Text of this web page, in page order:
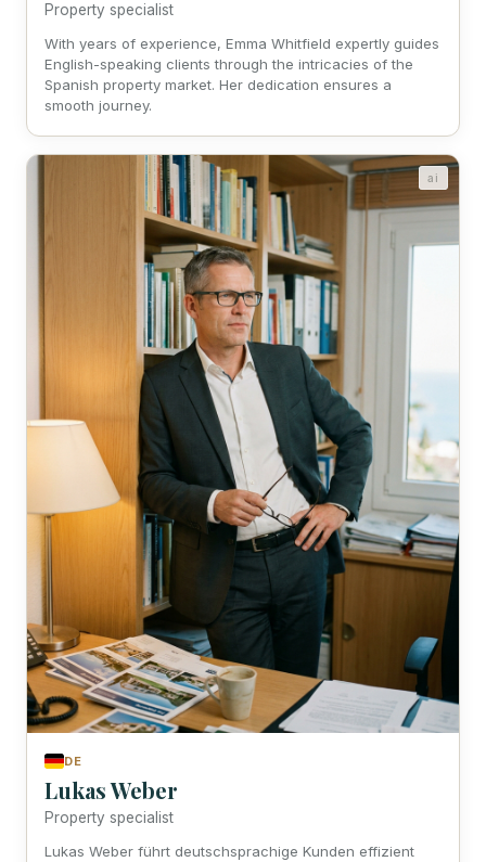
Property specialist
With years of experience, Emma Whitfield expertly guides
English-speaking clients through the intricacies of the
Spanish property market. Her dedication ensures a
smooth journey.
ai
DE
Lukas Weber
Property specialist
Lukas Weber führt deutschsprachige Kunden effizient